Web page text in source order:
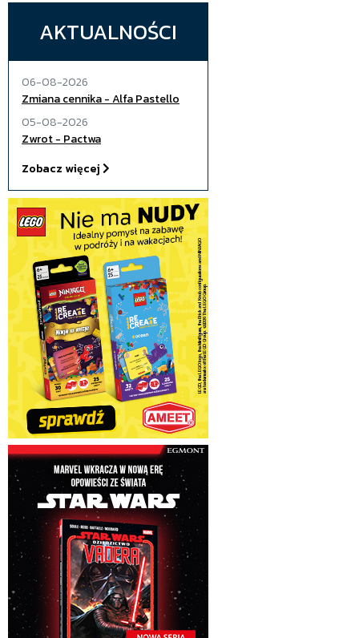
AKTUALNOŚCI
06-08-2026
Zmiana cennika - Alfa Pastello
05-08-2026
Zwrot - Pactwa
Zobacz więcej